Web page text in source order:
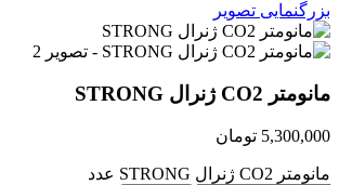
بزرگنمایی تصویر
مانومتر CO2 ژنرال STRONG
5,300,000 تومان
مانومتر CO2 ژنرال STRONG عدد